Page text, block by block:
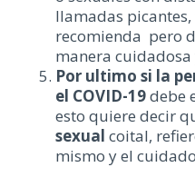
llamadas
recomienda pero
manera cuidadosa
Por ultimo si la
el COVID-19debe
esto quiere decir
sexual coital,
mismo y el